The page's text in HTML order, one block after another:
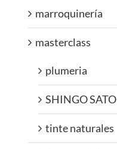
marroquinería
masterclass
plumeria
SHINGO SATO
tinte naturales